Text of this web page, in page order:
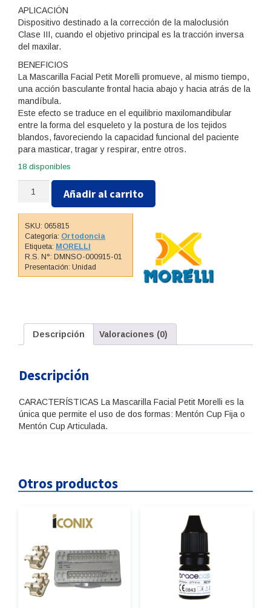
APLICACIÓN
Dispositivo destinado a la corrección de la maloclusión
Clase III, cuando el objetivo principal es la tracción inversa
del maxilar.
BENEFICIOS
La Mascarilla Facial Petit Morelli promueve, al mismo tiempo,
una acción basculante frontal hacia abajo y hacia atrás de la
mandíbula.
Este efecto se traduce en el equilibrio maxilomandibular
entre la forma del esqueleto y la postura de los tejidos
blandos, favoreciendo la capacidad funcional del paciente
para masticar, tragar y respirar, entre otros.
18 disponibles
Mascarilla
Facial
Rosa
70.50.002
cantidad
Añadir al carrito
SKU: 065815
Categoría: Ortodoncia
Etiqueta: MORELLI
R.S. N°: DMNSO-000915-01
Presentación: Unidad
Descripción Valoraciones (0)
Descripción
CARACTERÍSTICAS La Mascarilla Facial Petit Morelli es la
única que permite el uso de dos formas: Mentón Cup Fija o
Mentón Cup Articulada.
Otros productos